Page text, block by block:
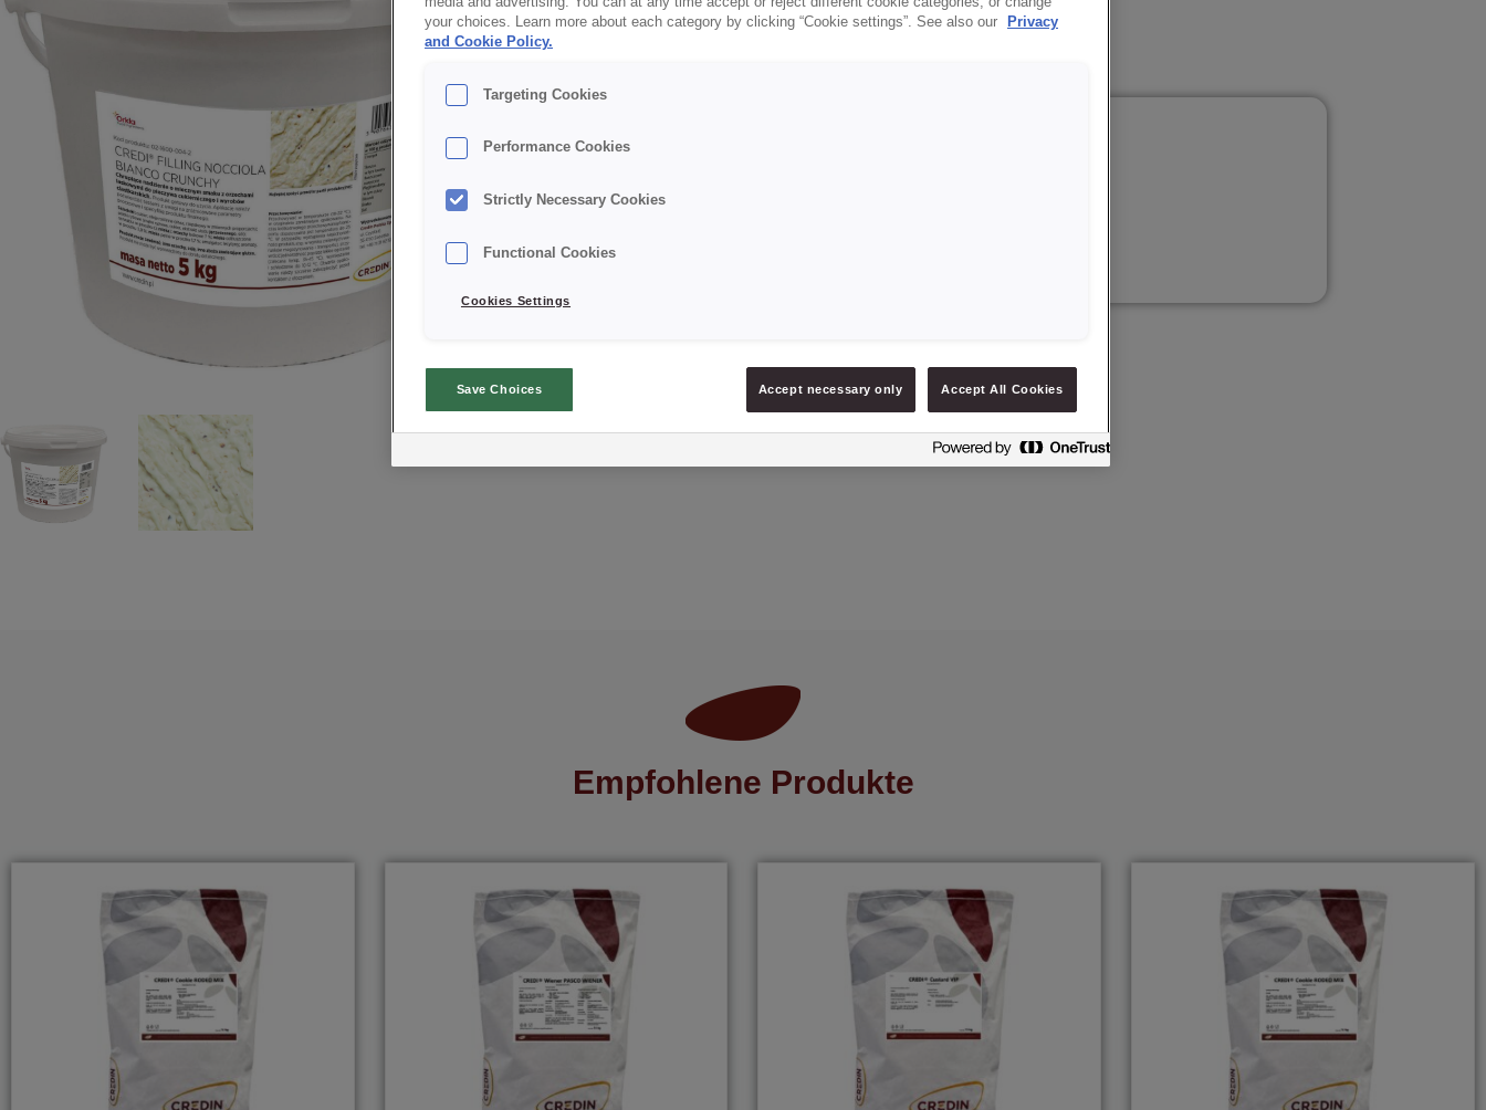
✔ Vielseitige Verwendung
Verpackung: 5 kg netto, Kunststoff-Eimer mit Schutzfolie,
Empfohlene Produkte
your choices. Learn more about each category by clicking “Cookie settings”. See also our
Privacy
and Cookie Policy.
Targeting Cookies
Performance Cookies
Strictly Necessary Cookies
Functional Cookies
Cookies Settings
Save Choices Accept necessary only Accept All Cookies